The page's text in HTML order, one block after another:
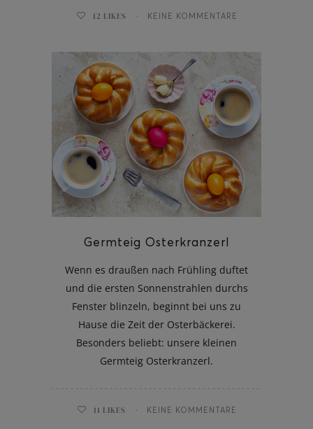
12 LIKES KEINE KOMMENTARE
Germteig Osterkranzerl
Wenn es draußen nach Frühling duftet
und die ersten Sonnenstrahlen durchs
Fenster blinzeln, beginnt bei uns zu
Hause die Zeit der Osterbäckerei.
Besonders beliebt: unsere kleinen
Germteig Osterkranzerl.
11 LIKES KEINE KOMMENTARE